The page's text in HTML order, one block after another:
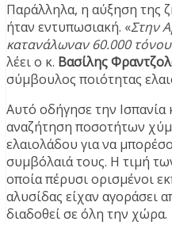
Παράλληλα, η αύξηση της
ήταν εντυπωσιακή. «Στην
κατανάλωναν 60.000
λέει ο κ. Βασίλης
σύμβουλος ποιότητας
Αυτό οδήγησε την Ισπανία
αναζήτηση ποσοτήτων
ελαιολάδου για να
συμβόλαιά τους. Η τιμή
οποία πέρυσι ορισμένοι
αλυσίδας είχαν αγοράσει
διαδοθεί σε όλη την χώρα.